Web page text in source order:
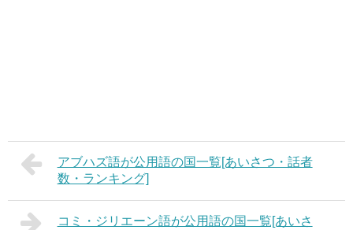
アブハズ語が公用語の国一覧[あいさつ・話者
数・ランキング]
コミ・ジリエーン語が公用語の国一覧[あいさ